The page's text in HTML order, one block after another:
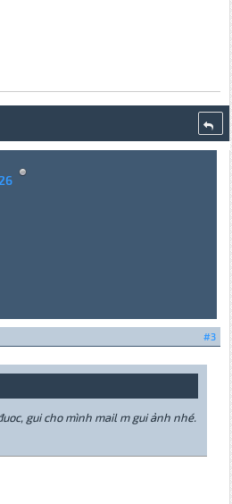
#3
gui cho mình mail m gui ảnh nhé.